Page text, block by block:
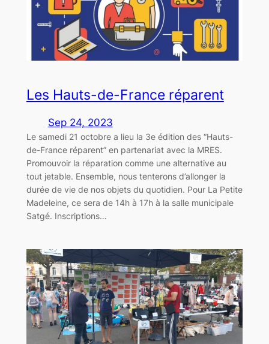
Les Hauts-de-France réparent
Sep 24, 2023
Le samedi 21 octobre a lieu la 3e édition des “Hauts-
de-France réparent” en partenariat avec la MRES.
Promouvoir la réparation comme une alternative au
tout jetable. Ensemble, nous tenterons d’allonger la
durée de vie de nos objets du quotidien. Pour La Petite
Madeleine, ce sera de 14h à 17h à la salle municipale
Satgé. Inscriptions…